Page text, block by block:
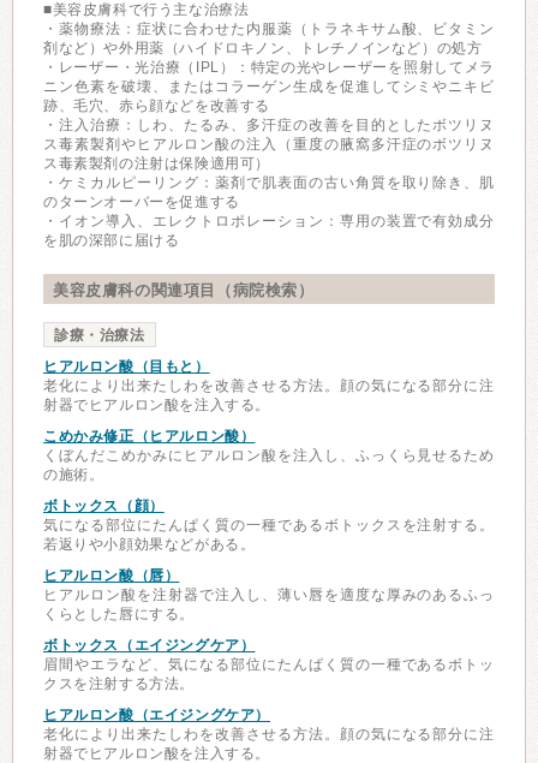
■美容皮膚科で行う主な治療法
・薬物療法：症状に合わせた内服薬（トラネキサム酸、ビタミン
剤など）や外用薬（ハイドロキノン、トレチノインなど）の処方
・レーザー・光治療（IPL）：特定の光やレーザーを照射してメラ
ニン色素を破壊、またはコラーゲン生成を促進してシミやニキビ
跡、毛穴、赤ら顔などを改善する
・注入治療：しわ、たるみ、多汗症の改善を目的としたボツリヌ
ス毒素製剤やヒアルロン酸の注入（重度の腋窩多汗症のボツリヌ
ス毒素製剤の注射は保険適用可）
・ケミカルピーリング：薬剤で肌表面の古い角質を取り除き、肌
のターンオーバーを促進する
・イオン導入、エレクトロポレーション：専用の装置で有効成分
を肌の深部に届ける
美容皮膚科の関連項目（病院検索）
診療・治療法
ヒアルロン酸（目もと）
老化により出来たしわを改善させる方法。顔の気になる部分に注
射器でヒアルロン酸を注入する。
こめかみ修正（ヒアルロン酸）
くぼんだこめかみにヒアルロン酸を注入し、ふっくら見せるため
の施術。
ボトックス（顔）
気になる部位にたんぱく質の一種であるボトックスを注射する。
若返りや小顔効果などがある。
ヒアルロン酸（唇）
ヒアルロン酸を注射器で注入し、薄い唇を適度な厚みのあるふっ
くらとした唇にする。
ボトックス（エイジングケア）
眉間やエラなど、気になる部位にたんぱく質の一種であるボトッ
クスを注射する方法。
ヒアルロン酸（エイジングケア）
老化により出来たしわを改善させる方法。顔の気になる部分に注
射器でヒアルロン酸を注入する。